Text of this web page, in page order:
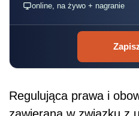
online, na żywo + nagranie
Regulująca prawa i